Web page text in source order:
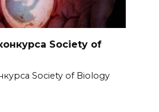
Society of
Society of Biology